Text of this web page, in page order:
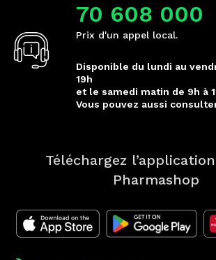
70 608 000
Prix d'un appel local.
Disponible du lundi au
19h
et le samedi matin de 9h à
Vous pouvez aussi
Téléchargez
Pharmashop